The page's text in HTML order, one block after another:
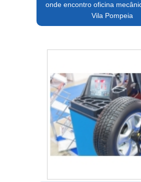
onde encontro oficina
Vila Pompeia